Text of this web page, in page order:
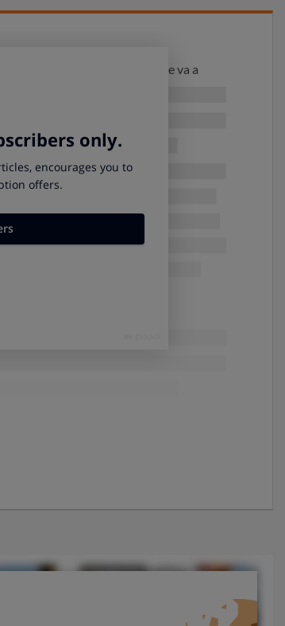
nos ha informado de que va a